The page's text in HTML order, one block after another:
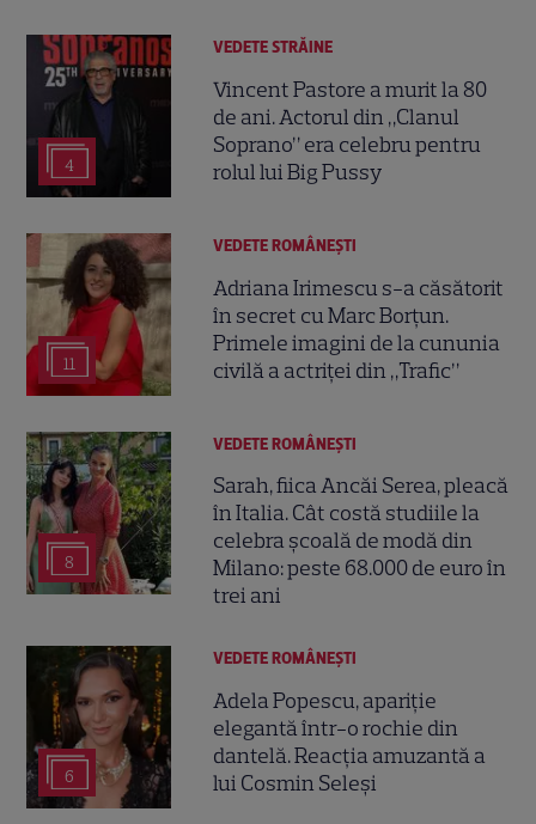
4
VEDETE STRĂINE
Vincent Pastore a murit la 80
de ani. Actorul din „Clanul
Soprano” era celebru pentru
rolul lui Big Pussy
11
VEDETE ROMÂNEŞTI
Adriana Irimescu s-a căsătorit
în secret cu Marc Borțun.
Primele imagini de la cununia
civilă a actriței din „Trafic”
8
VEDETE ROMÂNEŞTI
Sarah, fiica Ancăi Serea, pleacă
în Italia. Cât costă studiile la
celebra școală de modă din
Milano: peste 68.000 de euro în
trei ani
6
VEDETE ROMÂNEŞTI
Adela Popescu, apariție
elegantă într-o rochie din
dantelă. Reacția amuzantă a
lui Cosmin Seleși